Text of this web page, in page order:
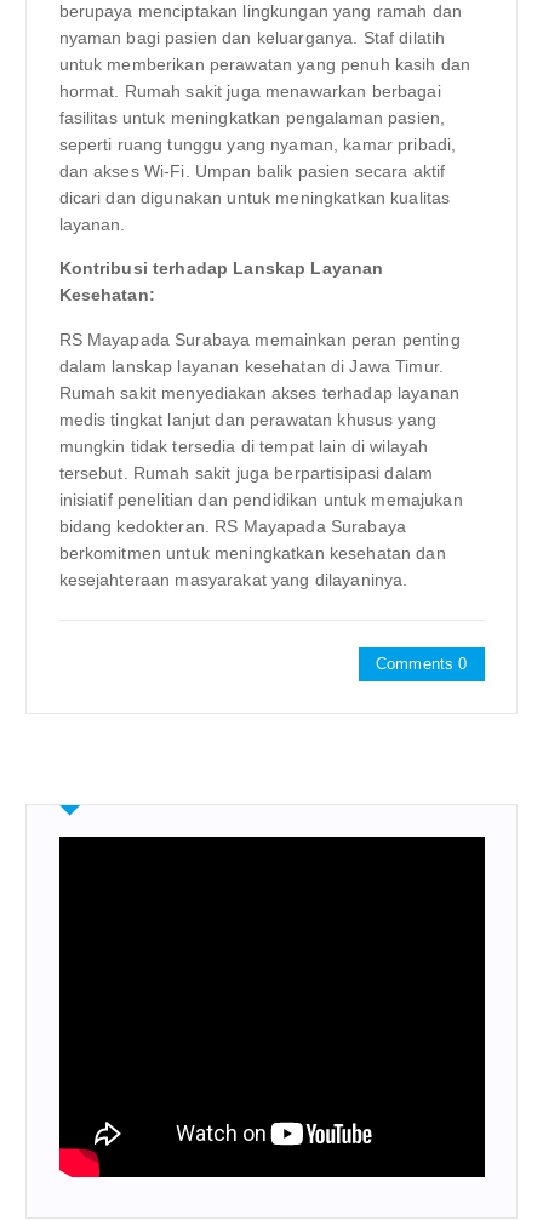
berupaya menciptakan lingkungan yang ramah dan
nyaman bagi pasien dan keluarganya. Staf dilatih
untuk memberikan perawatan yang penuh kasih dan
hormat. Rumah sakit juga menawarkan berbagai
fasilitas untuk meningkatkan pengalaman pasien,
seperti ruang tunggu yang nyaman, kamar pribadi,
dan akses Wi-Fi. Umpan balik pasien secara aktif
dicari dan digunakan untuk meningkatkan kualitas
layanan.
Kontribusi terhadap Lanskap Layanan
Kesehatan:
RS Mayapada Surabaya memainkan peran penting
dalam lanskap layanan kesehatan di Jawa Timur.
Rumah sakit menyediakan akses terhadap layanan
medis tingkat lanjut dan perawatan khusus yang
mungkin tidak tersedia di tempat lain di wilayah
tersebut. Rumah sakit juga berpartisipasi dalam
inisiatif penelitian dan pendidikan untuk memajukan
bidang kedokteran. RS Mayapada Surabaya
berkomitmen untuk meningkatkan kesehatan dan
kesejahteraan masyarakat yang dilayaninya.
Comments 0